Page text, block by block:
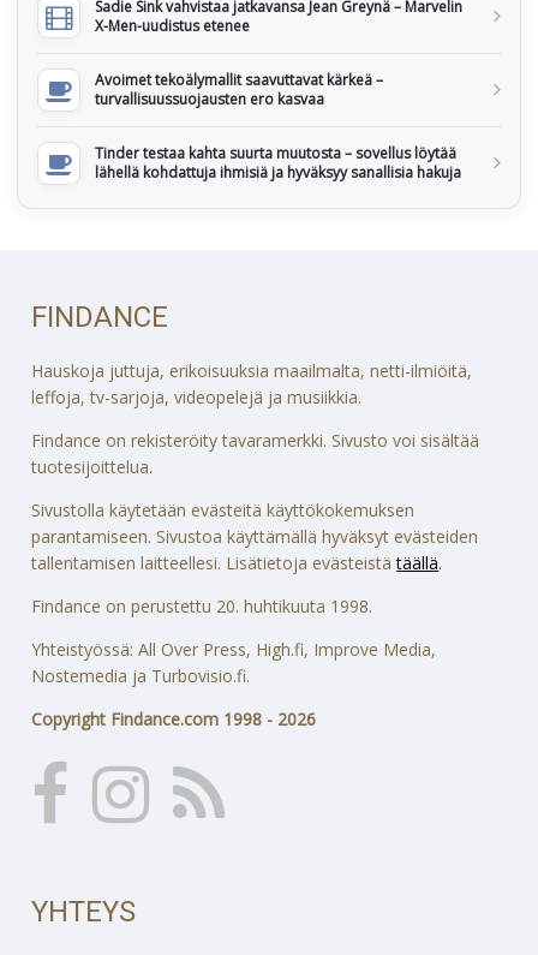
Sadie Sink vahvistaa jatkavansa Jean Greynä – Marvelin
X-Men-uudistus etenee
Avoimet tekoälymallit saavuttavat kärkeä –
turvallisuussuojausten ero kasvaa
Tinder testaa kahta suurta muutosta – sovellus löytää
lähellä kohdattuja ihmisiä ja hyväksyy sanallisia hakuja
FINDANCE
Hauskoja juttuja, erikoisuuksia maailmalta, netti-ilmiöitä,
leffoja, tv-sarjoja, videopelejä ja musiikkia.
Findance on rekisteröity tavaramerkki. Sivusto voi sisältää
tuotesijoittelua.
Sivustolla käytetään evästeitä käyttökokemuksen
parantamiseen. Sivustoa käyttämällä hyväksyt evästeiden
tallentamisen laitteellesi. Lisätietoja evästeistätäällä.
Findance on perustettu 20. huhtikuuta 1998.
Yhteistyössä: All Over Press, High.fi, Improve Media,
Nostemedia ja Turbovisio.fi.
Copyright Findance.com 1998 - 2026
YHTEYS